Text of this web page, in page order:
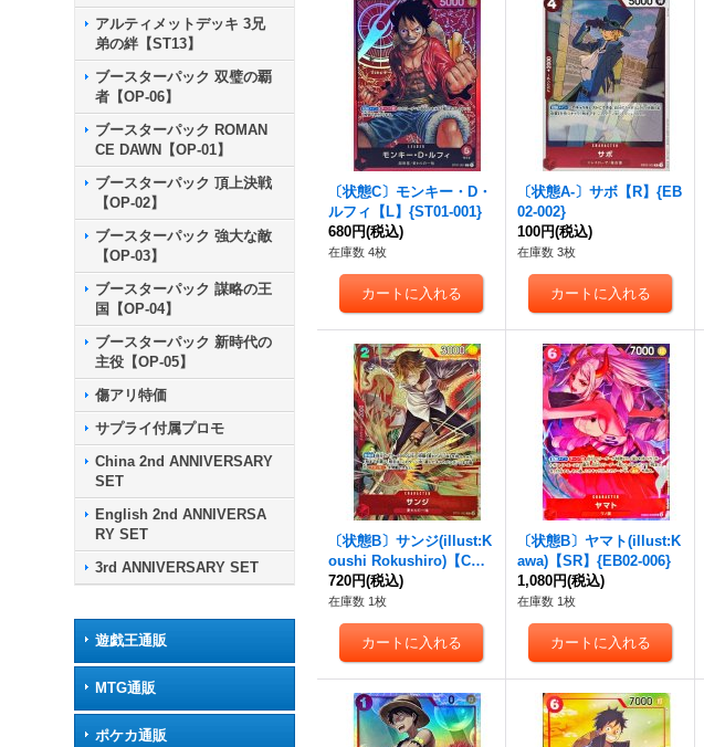
アルティメットデッキ 3兄
弟の絆【ST13】
ブースターパック 双璧の覇
者【OP-06】
ブースターパック ROMAN
CE DAWN【OP-01】
ブースターパック 頂上決戦
【OP-02】
ブースターパック 強大な敵
【OP-03】
ブースターパック 謀略の王
国【OP-04】
ブースターパック 新時代の
主役【OP-05】
傷アリ特価
サプライ付属プロモ
China 2nd ANNIVERSARY
SET
English 2nd ANNIVERSA
RY SET
3rd ANNIVERSARY SET
遊戯王通販
MTG通販
ポケカ通販
〔状態C〕モンキー・D・
ルフィ【L】{ST01-001}
680円(税込)
在庫数 4枚
〔状態A-〕サボ【R】{EB
02-002}
100円(税込)
在庫数 3枚
〔状態B〕サンジ(illust:K
oushi Rokushiro)【C】
{ST21-003}
720円(税込)
在庫数 1枚
〔状態B〕ヤマト(illust:K
awa)【SR】{EB02-006}
1,080円(税込)
在庫数 1枚